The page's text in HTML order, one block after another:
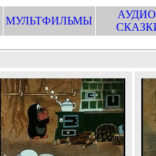
МУЛЬТФИЛЬМЫ